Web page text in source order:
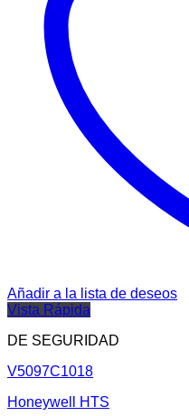
Añadir a la lista de deseos
Vista Rápida
DE SEGURIDAD
V5097C1018
Honeywell HTS